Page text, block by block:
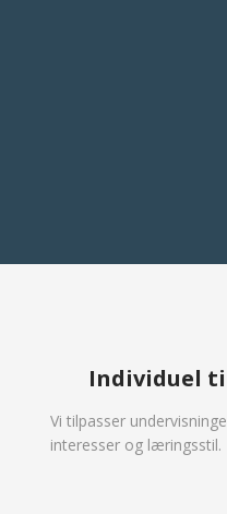
Individuel
Vi tilpasser
interesser og læringsstil.